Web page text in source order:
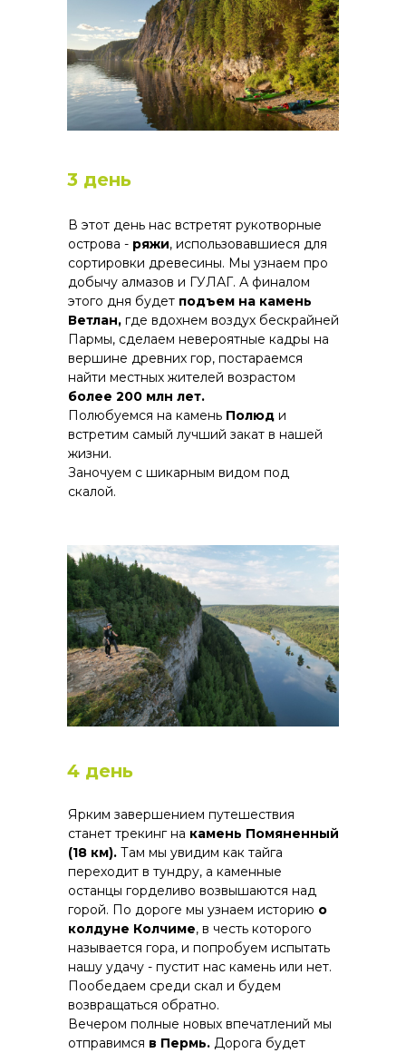
В этот день нас встретят рукотворные
острова - ряжи, использовавшиеся для
сортировки древесины. Мы узнаем про
добычу алмазов и ГУЛАГ. А финалом
этого дня будет подъем на камень
Ветлан, где вдохнем воздух бескрайней
Пармы, сделаем невероятные кадры на
вершине древних гор, постараемся
найти местных жителей возрастом
более 200 млн лет.
Полюбуемся на камень Полюд и
встретим самый лучший закат в нашей
жизни.
Заночуем с шикарным видом под
скалой.
3 день
Ярким завершением путешествия
станет трекинг на камень Помяненный
(18 км). Там мы увидим как тайга
переходит в тундру, а каменные
останцы горделиво возвышаются над
горой. По дороге мы узнаем историю о
колдуне Колчиме, в честь которого
называется гора, и попробуем испытать
нашу удачу - пустит нас камень или нет.
Пообедаем среди скал и будем
возвращаться обратно.
Вечером полные новых впечатлений мы
отправимся в Пермь. Дорога будет
4 день
ЗА ЭТУ ЦЕНУ ВЫ ПОЛУЧИТЕ
ЗАБРОНИРОВАТЬ
-Трансфер из Перми до точки старта сплава
-Трансфер в Пермь;
-Проживание в палаточном лагере
повышенного комфорта;
- Аренда морских каяков, весел, спасжилетов;
- Все необходимое групповое снаряжение;
- Аптечка;
- Сопровождение гидами;
- Питание на маршруте (походная кухня,
приготовленная на костре);
- Посуда и средства гигиены;
- Фото и видеосъемка;
- Оформление страховки и разрешения входа
________________________________________________________________